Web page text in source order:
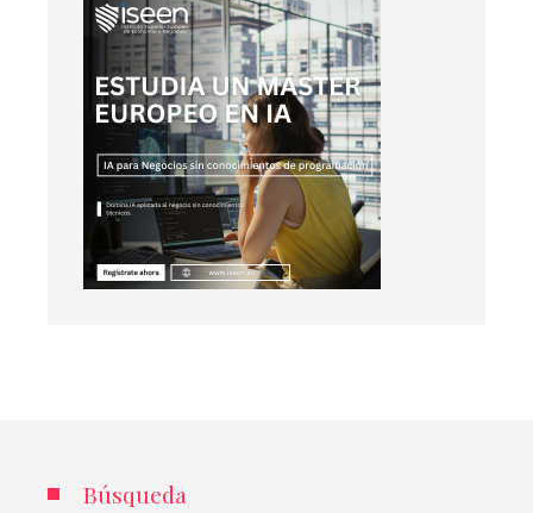
Búsqueda